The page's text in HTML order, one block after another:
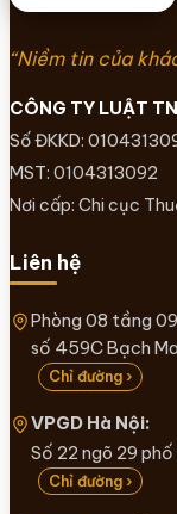
“Niềm tin của
CÔNG TY LUẬT
Số ĐKKD:
MST: 0104313092
Nơi cấp: Chi cục
Liên hệ
Phòng 08 tầng 09
số 459C Bạch
Chỉ đường ›
VPGD Hà Nội:
Số 22 ngõ 29
Chỉ đường ›